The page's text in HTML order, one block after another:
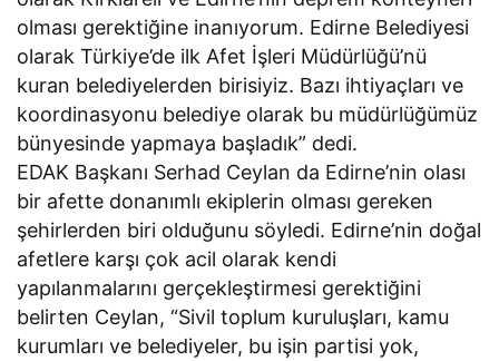
olması gerektiğine inanıyorum. Edirne Belediyesi
olarak Türkiye’de ilk Afet İşleri Müdürlüğü’nü
kuran belediyelerden birisiyiz. Bazı ihtiyaçları ve
koordinasyonu belediye olarak bu müdürlüğümüz
bünyesinde yapmaya başladık” dedi.
EDAK Başkanı Serhad Ceylan da Edirne’nin olası
bir afette donanımlı ekiplerin olması gereken
şehirlerden biri olduğunu söyledi. Edirne’nin doğal
afetlere karşı çok acil olarak kendi
yapılanmalarını gerçekleştirmesi gerektiğini
belirten Ceylan, “Sivil toplum kuruluşları, kamu
kurumları ve belediyeler, bu işin partisi yok,